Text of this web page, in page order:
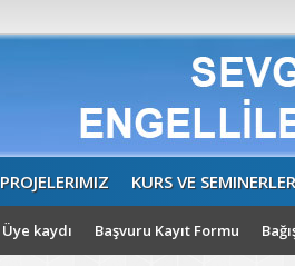
PROJELERIMIZ KURS VE
Üye kaydı Başvuru Kayıt Formu